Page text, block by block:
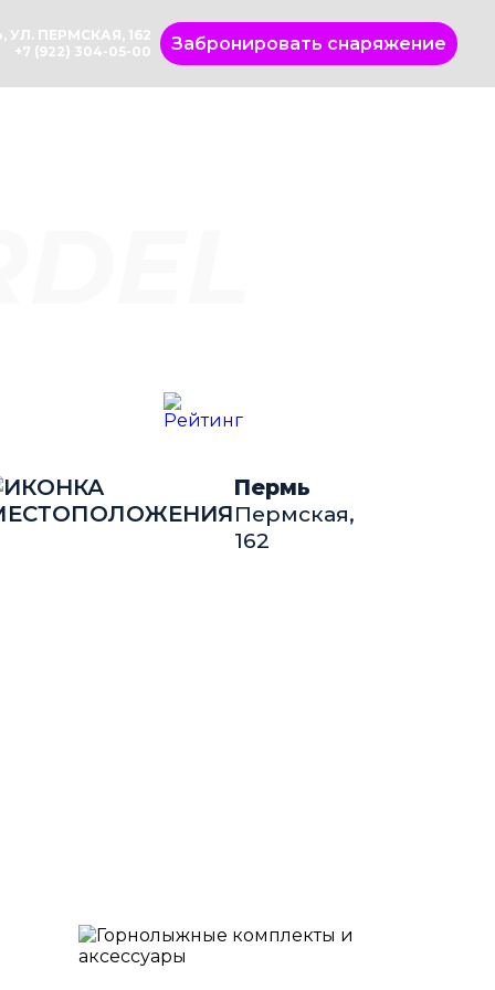
УЛ. ПЕРМСКАЯ, 162
+7 (922) 304-05-00
Забронировать снаряжение
Пермь
Пермская,
162